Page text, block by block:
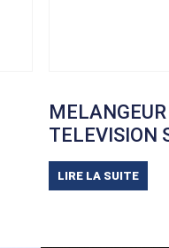
TELEVISION
LIRE LA SUITE